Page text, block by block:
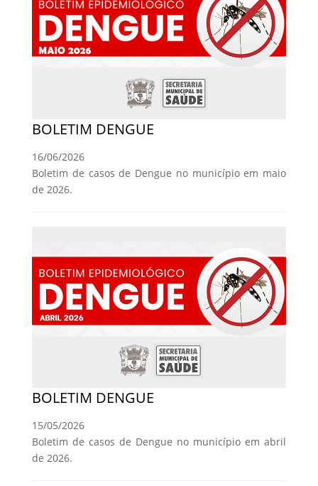
BOLETIM DENGUE
16/06/2026
Boletim de casos de Dengue no município em maio
de 2026.
BOLETIM DENGUE
15/05/2026
Boletim de casos de Dengue no município em abril
de 2026.